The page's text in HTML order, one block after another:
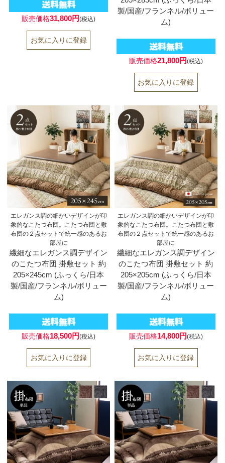
販売価格31,800円(税込)
製/国産/フランネル/ボリュー
ム)
販売価格21,800円(税込)
エレガンス調の細かいデザインが印
象的なこたつ布団。こたつ布団と敷
布団の２点セットで統一感のあるお
部屋に
繊細なエレガンス調デザイン
のこたつ布団 掛敷セット 約
205×245cm (ふっくら/日本
製/国産/フランネル/ボリュー
ム)
販売価格18,500円(税込)
エレガンス調の細かいデザインが印
象的なこたつ布団。こたつ布団と敷
布団の２点セットで統一感のあるお
部屋に
繊細なエレガンス調デザイン
のこたつ布団 掛敷セット 約
205×205cm (ふっくら/日本
製/国産/フランネル/ボリュー
ム)
販売価格14,800円(税込)